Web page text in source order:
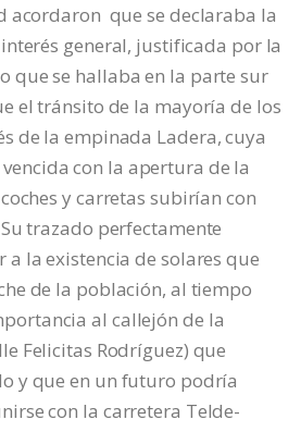
acordaron que se declaraba la
general, justificada por la
que se hallaba en la parte sur
el tránsito de la mayoría de los
de la empinada Ladera, cuya
con la apertura de la
y carretas subirían con
trazado perfectamente
la existencia de solares que
de la población, al tiempo
al callejón de la
Felicitas Rodríguez) que
y que en un futuro podría
con la carretera Telde-